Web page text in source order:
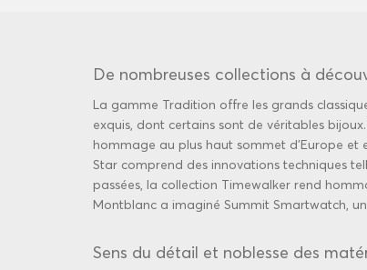
De nombreuses collections à
La gamme Tradition offre les grands
exquis, dont certains sont de véritables
hommage au plus haut sommet d'Europe et
Star comprend des innovations techniques
passées, la collection Timewalker rend
Montblanc a imaginé Summit Smartwatch,
Sens du détail et noblesse des